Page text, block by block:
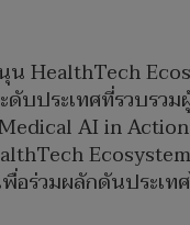
น HealthTech
ดับประเทศที่รวบรว
AI in
อร่วมผลักดันประเท